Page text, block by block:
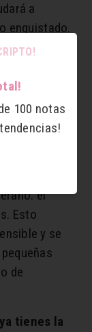
a
enquistado.
el
de
de las
el
Esto
y se
de
tienes la
100 notas